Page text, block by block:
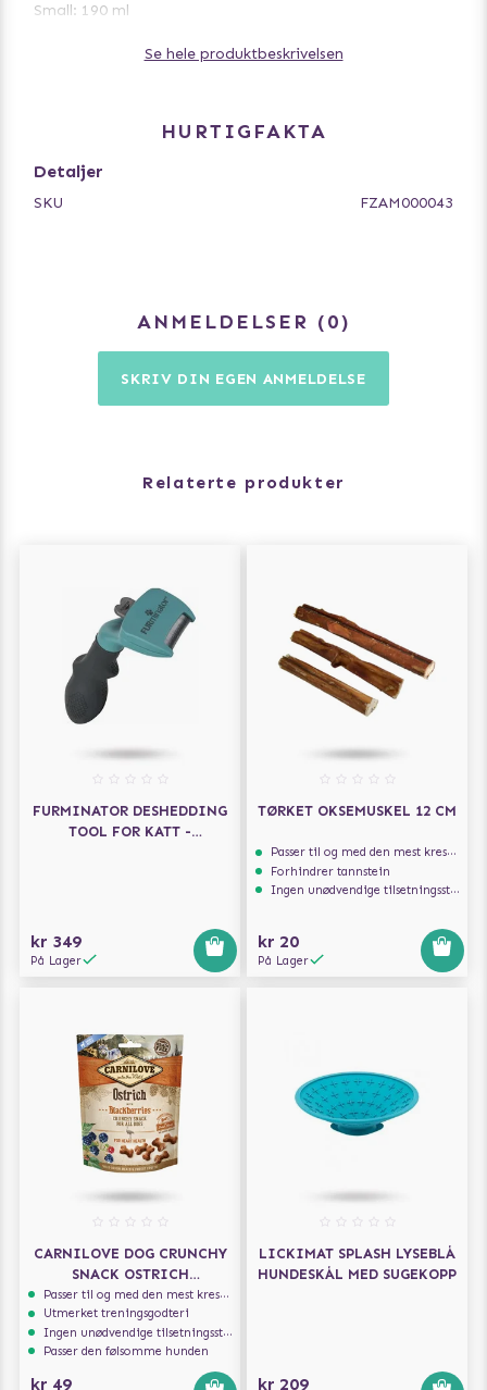
Small: 190 ml
Se hele produktbeskrivelsen
HURTIGFAKTA
Detaljer
SKU FZAM000043
ANMELDELSER 0
SKRIV DIN EGEN ANMELDELSE
Relaterte produkter
FURMINATOR DESHEDDING
TOOL FOR KATT -
kr 349
På Lager
TØRKET OKSEMUSKEL 12 CM
Passer til og med den mest kresne hunden
Forhindrer tannstein
Ingen unødvendige tilsetningsstoffer
kr 20
På Lager
CARNILOVE DOG CRUNCHY
SNACK OSTRICH
BLACKBERRIES 200G
Passer til og med den mest kresne hunden
Utmerket treningsgodteri
Ingen unødvendige tilsetningsstoffer
Passer den følsomme hunden
kr 49
LICKIMAT SPLASH LYSEBLÅ
HUNDESKÅL MED SUGEKOPP
kr 209